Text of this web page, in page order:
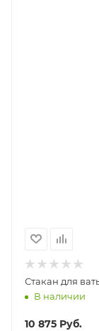
Стакан для
В наличии
10 875 Руб.